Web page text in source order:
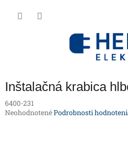
Inštalačná krabica
6400-231
Priemerné
NeohodnotenéPodrobnosti